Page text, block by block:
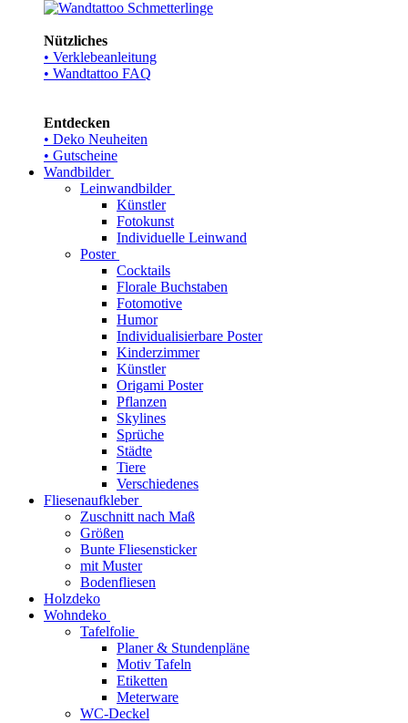
Nützliches
• Verklebeanleitung
• Wandtattoo FAQ
Entdecken
• Deko Neuheiten
• Gutscheine
Wandbilder
Leinwandbilder
Künstler
Fotokunst
Individuelle Leinwand
Poster
Cocktails
Florale Buchstaben
Fotomotive
Humor
Individualisierbare Poster
Kinderzimmer
Künstler
Origami Poster
Pflanzen
Skylines
Sprüche
Städte
Tiere
Verschiedenes
Fliesenaufkleber
Zuschnitt nach Maß
Größen
Bunte Fliesensticker
mit Muster
Bodenfliesen
Holzdeko
Wohndeko
Tafelfolie
Planer & Stundenpläne
Motiv Tafeln
Etiketten
Meterware
WC-Deckel